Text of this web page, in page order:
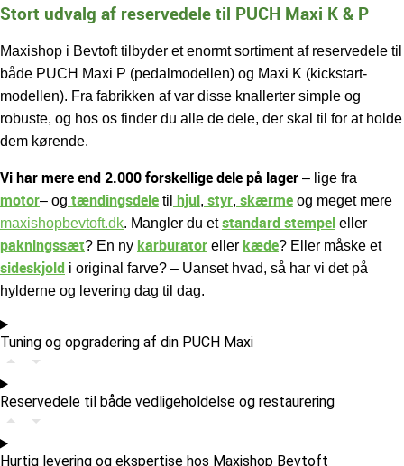
Stort udvalg af reservedele til PUCH Maxi K & P
Maxishop i Bevtoft tilbyder et enormt sortiment af reservedele til
både PUCH Maxi P (pedalmodellen) og Maxi K (kickstart-
modellen). Fra fabrikken af var disse knallerter simple og
robuste, og hos os finder du alle de dele, der skal til for at holde
dem kørende.
Vi har mere end 2.000 forskellige dele på lager – lige fra
motor– og tændingsdele til hjul, styr, skærme og meget mere
maxishopbevtoft.dk. Mangler du etstandard stempel eller
pakningssæt? En ny karburator eller kæde? Eller måske et
sideskjold i original farve? – Uanset hvad, så har vi det på
hylderne og levering dag til dag.
Tuning og opgradering af din PUCH Maxi
Reservedele til både vedligeholdelse og restaurering
Hurtig levering og ekspertise hos Maxishop Bevtoft